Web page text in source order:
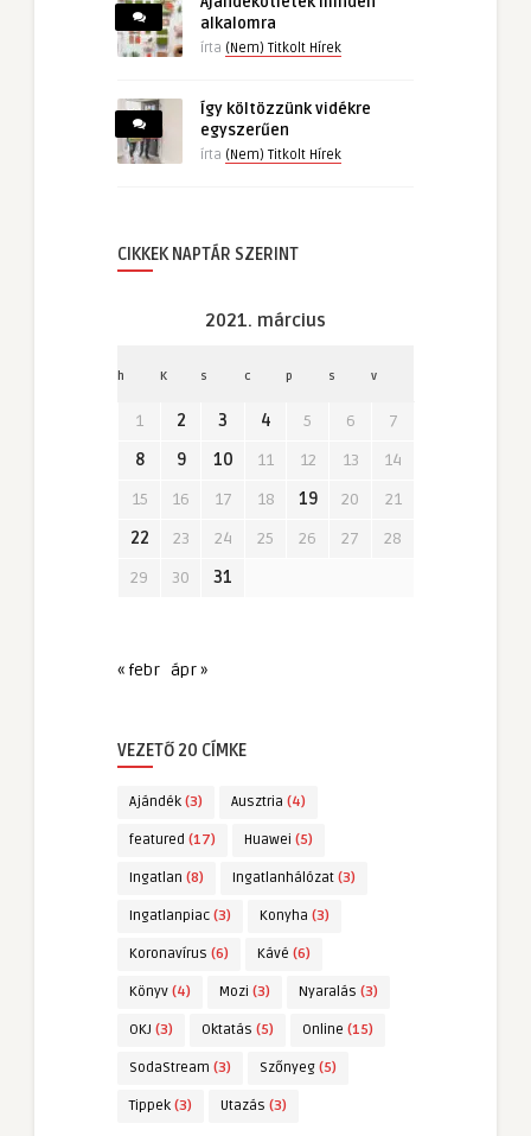
alkalomra
írta (Nem) Titkolt Hírek
Így költözzünk vidékre
egyszerűen
írta (Nem) Titkolt Hírek
CIKKEK NAPTÁR SZERINT
2021. március
h K s c p s v
1 2 3 4 5 6
7
8
9 10 11 12 13
14
15
16 17 18 19 20
21
22
23 24 25 26 27
28
29
30 31
« febr ápr »
VEZETŐ 20 CÍMKE
Ajándék (3) Ausztria (4)
featured (17) Huawei (5)
Ingatlan (8) Ingatlanhálózat (3)
Ingatlanpiac (3) Konyha (3)
Koronavírus (6) Kávé (6)
Könyv (4) Mozi (3) Nyaralás (3)
OKJ (3) Oktatás (5) Online (15)
SodaStream (3) Szőnyeg (5)
Tippek (3) Utazás (3)